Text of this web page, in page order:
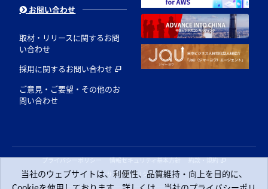
お問い合わせ
取材・リリースに関するお問
い合わせ
採用に関するお問い合わせ
ご意見・ご要望・その他のお
問い合わせ
プライバシーポリシー 情報セキュリティ基本方針
約款・規約
サポートポリシー
当社のウェブサイトは、利便性、品質維持・向上を目的に、